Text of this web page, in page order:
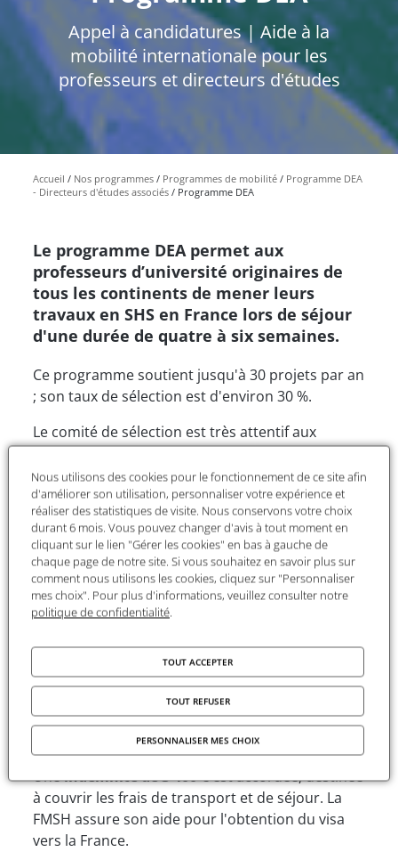
Appel à candidatures | Aide à la
mobilité internationale pour les
professeurs et directeurs d'études
Accueil Nos programmes Programmes de mobilité
Programme DEA
- Directeurs d'études associés
Programme DEA
Le programme DEA permet aux
professeurs d’université originaires de
tous les continents de mener leurs
travaux en SHS en France lors de séjour
d'une durée de quatre à six semaines.
Ce programme soutient jusqu'à 30 projets par an
; son taux de sélection est d'environ 30 %.
Le comité de sélection est très attentif aux
candidatures provenant de pays où les
financements en faveur des SHS sont réduits et
aux chercheuses et chercheurs pour lesquels un
séjour en France représente aussi une
opportunité importante pour construire des
collaborations scientifiques.
Créé en 1975, à l'initiative de Fernand Braudel, le
programme « Directeurs d’Études Associés »
internationale de la Fondation Maison des
Sciences de l’Homme.
Modalités financières
Uneindemnité de 3 400 €est accordée, destinée
à couvrir les frais de transport et de séjour. La
FMSH assure son aide pour l'obtention du visa
vers la France.
Nous utilisons des cookies pour le fonctionnement de ce site afin
d'améliorer son utilisation, personnaliser votre expérience et
réaliser des statistiques de visite. Nous conservons votre choix
durant 6 mois. Vous pouvez changer d'avis à tout moment en
cliquant sur le lien "Gérer les cookies" en bas à gauche de
chaque page de notre site. Si vous souhaitez en savoir plus sur
comment nous utilisons les cookies, cliquez sur "Personnaliser
mes choix". Pour plus d'informations, veuillez consulter notre
politique de confidentialité.
TOUT ACCEPTER
TOUT REFUSER
PERSONNALISER MES CHOIX